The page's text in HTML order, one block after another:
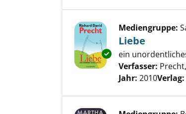
Exemplar-Details
Mediengruppe:
Liebe
ein
Verfasser:
Jahr: 2010Verlag: